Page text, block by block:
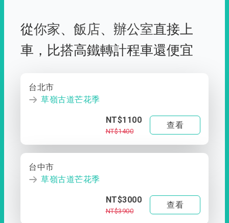
從你家、 飯店、 辦公室直接上
車， 比搭高鐵轉計程車還便宜
台北市
草嶺古道芒花季
NT$1100
NT$1400
查看
台中市
草嶺古道芒花季
NT$3000
NT$3900
查看